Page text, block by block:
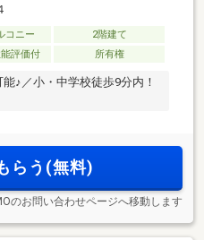
コニー
2階建て
評価付 所有権
♪／小・中学校徒歩9分内！
らう(無料)
のお問い合わせページへ移動します